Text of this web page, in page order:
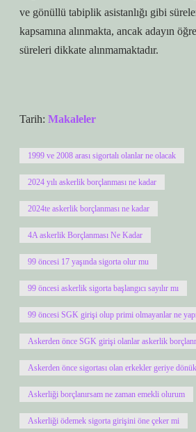
ve gönüllü tabiplik asistanlığı gibi
kapsamına alınmakta, ancak adayın
süreleri dikkate alınmamaktadır.
Tarih: Makaleler
1999 ve 2008 arası sigortalı olanlar ne olacak
2024 yılı askerlik borçlanması ne kadar
2024te askerlik borçlanması ne kadar
4A askerlik Borçlanması Ne Kadar
99 öncesi 17 yaşında sigorta olur mu
99 öncesi askerlik sigorta başlangıcı sayılır mı
99 öncesi SGK girişi olup primi olmayanlar ne
Askerden önce SGK girişi olanlar askerlik
Askerden önce sigortası olan erkekler geriye
Askerliği borçlanırsam ne zaman emekli olurum
Askerliği ödemek sigorta girişini öne çeker mi